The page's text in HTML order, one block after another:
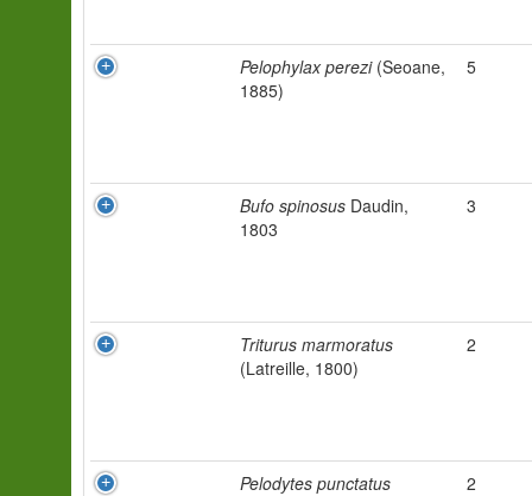
Pelophylax perezi(Seoane,
1885)
5
Bufo spinosus Daudin,
1803
3
Triturus marmoratus
(Latreille, 1800)
2
Pelodytes punctatus
2